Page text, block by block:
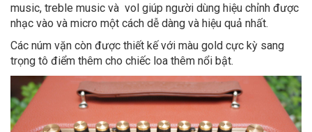
music, treble music và vol giúp người dùng hiệu chỉnh được
nhạc vào và micro một cách dễ dàng và hiệu quả nhất.
Các núm vặn còn được thiết kế với màu gold cực kỳ sang
trọng tô điểm thêm cho chiếc loa thêm nổi bật.